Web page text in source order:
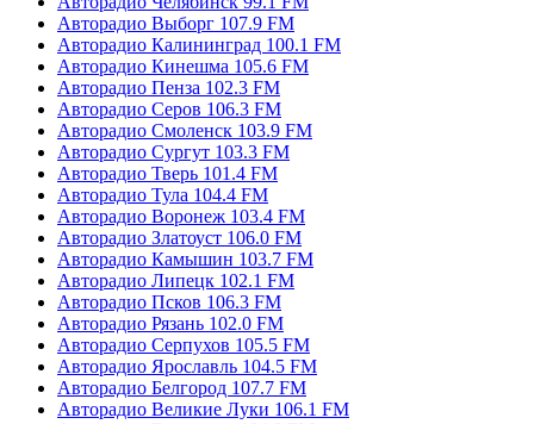
Авторадио Выборг 107.9 FM
Авторадио Калининград 100.1 FM
Авторадио Кинешма 105.6 FM
Авторадио Пенза 102.3 FM
Авторадио Серов 106.3 FM
Авторадио Смоленск 103.9 FM
Авторадио Сургут 103.3 FM
Авторадио Тверь 101.4 FM
Авторадио Тула 104.4 FM
Авторадио Воронеж 103.4 FM
Авторадио Златоуст 106.0 FM
Авторадио Камышин 103.7 FM
Авторадио Липецк 102.1 FM
Авторадио Псков 106.3 FM
Авторадио Рязань 102.0 FM
Авторадио Серпухов 105.5 FM
Авторадио Ярославль 104.5 FM
Авторадио Белгород 107.7 FM
Авторадио Великие Луки 106.1 FM